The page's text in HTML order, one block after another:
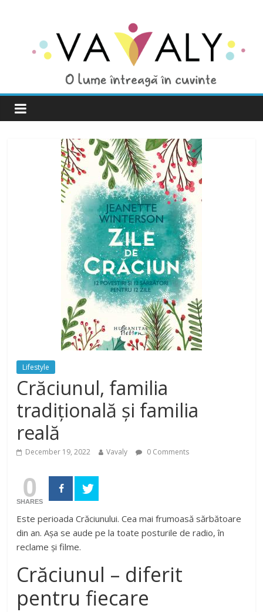
Lifestyle
Crăciunul, familia
tradițională și familia
reală
December 19, 2022 Vavaly 0 Comments
0
SHARES
Este perioada Crăciunului. Cea mai frumoasă sărbătoare
din an. Așa se aude pe la toate posturile de radio, în
reclame și filme.
Crăciunul – diferit
pentru fiecare